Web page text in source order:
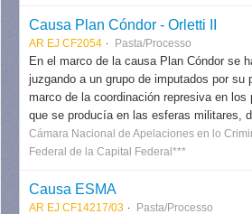
Causa Plan Cóndor - Orletti II
AR EJ CF2054 Pasta/Processo
En el marco de la causa Plan Cóndor se
juzgando a un grupo de imputados por su
marco de la coordinación represiva en los
que se producía en las esferas militares,
Cámara Nacional de Apelaciones en lo
Federal de la Capital Federal***
Causa ESMA
AR EJ CF14217/03 Pasta/Processo